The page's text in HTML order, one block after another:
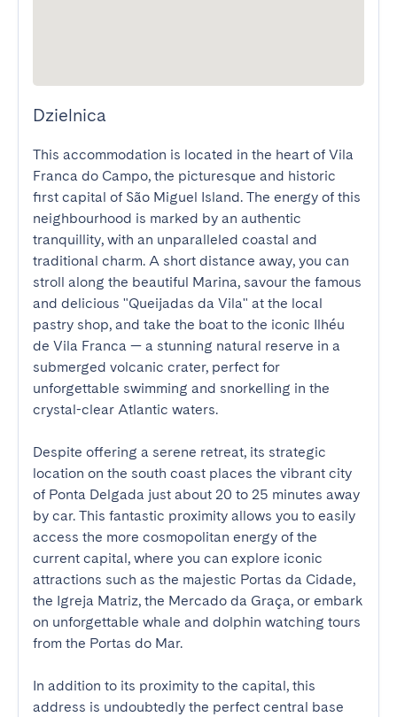
Dzielnica
This accommodation is located in the heart of Vila
Franca do Campo, the picturesque and historic
first capital of São Miguel Island. The energy of this
neighbourhood is marked by an authentic
tranquillity, with an unparalleled coastal and
traditional charm. A short distance away, you can
stroll along the beautiful Marina, savour the famous
and delicious "Queijadas da Vila" at the local
pastry shop, and take the boat to the iconic Ilhéu
de Vila Franca — a stunning natural reserve in a
submerged volcanic crater, perfect for
unforgettable swimming and snorkelling in the
crystal-clear Atlantic waters.
Despite offering a serene retreat, its strategic
location on the south coast places the vibrant city
of Ponta Delgada just about 20 to 25 minutes away
by car. This fantastic proximity allows you to easily
access the more cosmopolitan energy of the
current capital, where you can explore iconic
attractions such as the majestic Portas da Cidade,
the Igreja Matriz, the Mercado da Graça, or embark
on unforgettable whale and dolphin watching tours
from the Portas do Mar.
In addition to its proximity to the capital, this
address is undoubtedly the perfect central base